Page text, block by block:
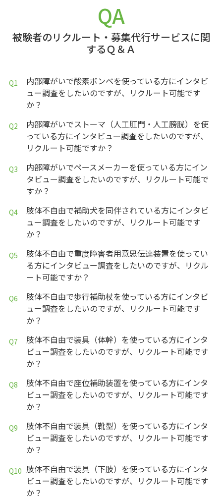
QA
被験者のリクルート・募集代行サービスに関
するＱ＆Ａ
内部障がいで酸素ボンベを使っている方にインタビ
ュー調査をしたいのですが、リクルート可能です
か？
内部障がいでストーマ（人工肛門・人工膀胱）を使
っている方にインタビュー調査をしたいのですが、
リクルート可能ですか？
内部障がいでペースメーカーを使っている方にイン
タビュー調査をしたいのですが、リクルート可能で
すか？
肢体不自由で補助犬を同伴されている方にインタビ
ュー調査をしたいのですが、リクルート可能です
か？
肢体不自由で重度障害者用意思伝達装置を使ってい
る方にインタビュー調査をしたいのですが、リクル
ート可能ですか？
肢体不自由で歩行補助杖を使っている方にインタビ
ュー調査をしたいのですが、リクルート可能です
か？
肢体不自由で装具（体幹）を使っている方にインタ
ビュー調査をしたいのですが、リクルート可能です
か？
肢体不自由で座位補助装置を使っている方にインタ
ビュー調査をしたいのですが、リクルート可能です
か？
肢体不自由で装具（靴型）を使っている方にインタ
ビュー調査をしたいのですが、リクルート可能です
か？
肢体不自由で装具（下肢）を使っている方にインタ
ビュー調査をしたいのですが、リクルート可能です
か？